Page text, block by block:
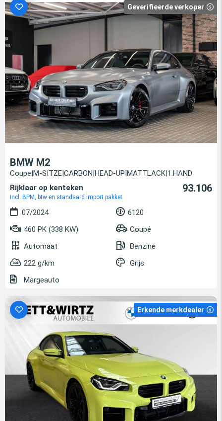
Geverifieerde verkoper
BMW M2
Coupe|M-SITZE|CARBON|HEAD-UP|MATTLACK|1.HAND
Rijklaar op kenteken
incl. BPM, btw en standaard import pakket
93.106
07/2024
6120
460 PK (338 KW)
Coupé
Automaat
Benzine
222 g/km
Grijs
Margeauto
Erkende merkdealer